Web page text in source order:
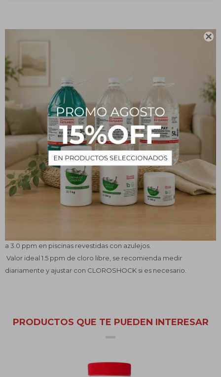

¿Qué es?
CLOROPAY Cloro Granulado se utiliza para el tratamiento del
agua eliminando bacterias, algas y muscos. Tiene un efecto
especialmente rápido contra aguas turbias y verdes en la piscinas.
Modo de uso
Agregar al agua de su piscina, 10 g cada 10.000 litros dejando que
se deposite en el fondo, desde donde el cloro va siendo disuelto
lentamente. En días de temperaturas muy altas o posteriores a
lluvias o uso intenso de su piscina, puede requerirse cantidades
a 3.0 ppm en piscinas revestidas con azulejos.
Valor ideal 1.5 ppm de cloro libre, se recomienda medir
diariamente y ajustar con CLOROSHOCK si es necesario.
PRODUCTOS QUE TE PUEDEN INTERESAR